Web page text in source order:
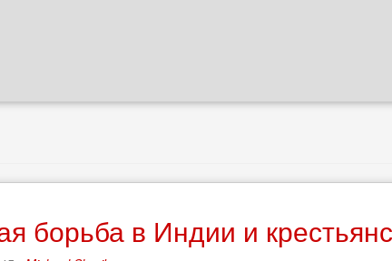
борьба в Индии и